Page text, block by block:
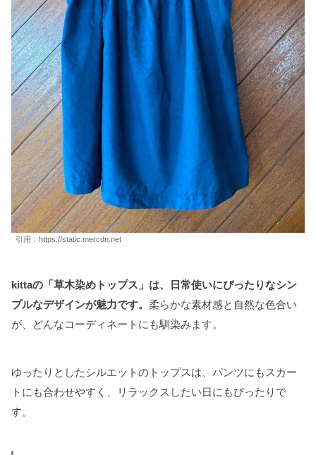
引用：https://static.mercdn.net
kittaの「草木染めトップス」は、日常使いにぴったりなシン
プルなデザインが魅力です。 柔らかな素材感と自然な色合い
が、どんなコーディネートにも馴染みます。
ゆったりとしたシルエットのトップスは、パンツにもスカー
トにも合わせやすく、リラックスしたい日にもぴったりで
す。